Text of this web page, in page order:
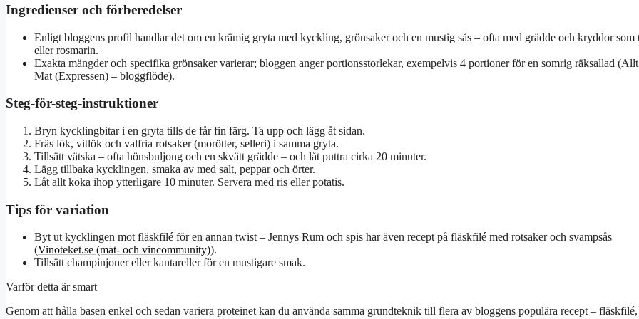
Ingredienser och förberedelser
Enligt bloggens profil handlar det om en krämig gryta med kyckling, grönsaker och en mustig sås – ofta med grädde och kryddor som
eller rosmarin.
Exakta mängder och specifika grönsaker varierar; bloggen anger portionsstorlekar, exempelvis 4 portioner för en somrig räksallad
Mat (Expressen) – bloggflöde).
Steg-för-steg-instruktioner
Bryn kycklingbitar i en gryta tills de får fin färg. Ta upp och lägg åt sidan.
Fräs lök, vitlök och valfria rotsaker (morötter, selleri) i samma gryta.
Tillsätt vätska – ofta hönsbuljong och en skvätt grädde – och låt puttra cirka 20 minuter.
Lägg tillbaka kycklingen, smaka av med salt, peppar och örter.
Låt allt koka ihop ytterligare 10 minuter. Servera med ris eller potatis.
Tips för variation
Byt ut kycklingen mot fläskfilé för en annan twist – Jennys Rum och spis har även recept på fläskfilé med rotsaker och svampsås
(Vinoteket.se (mat- och vincommunity)).
Tillsätt champinjoner eller kantareller för en mustigare smak.
Varför detta är smart
Genom att hålla basen enkel och sedan variera proteinet kan du använda samma grundteknik till flera av bloggens populära recept – fläskfilé,